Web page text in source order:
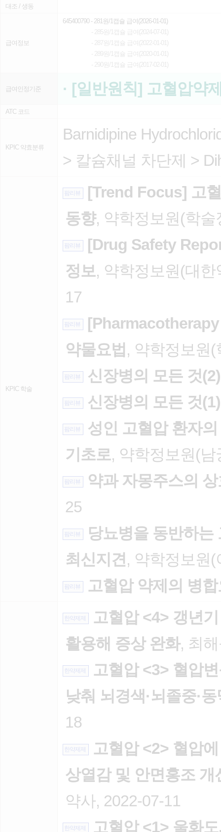
대조 / 생동
급여정보
645400790- 281원/1캡슐 급여(2026-01-01)
- 285원/1캡슐 급여(2024-07-01)
- 287원/1캡슐 급여(2022-01-01)
- 289원/1캡슐 급여(2020-01-01)
- 290원/1캡슐 급여(2017-02-01)
급여인정기준 · [일반원칙] 고혈압약
ATC 코드
KPIC 약효분류
Barnidipine
> 칼슘채널 차단제 >
KPIC 학술
팜리뷰
[Trend Focus] 고
동향, 약학정보원(학
팜리뷰
[Drug Safety
정보, 약학정보원(대
17
팜리뷰
약물요법 , 약학정보원
팜리뷰 신장병의 모든 것(2)
팜리뷰 신장병의 모든 것(1)
팜리뷰
성인 고혈압 환자
기초로, 약학정보원(
팜리뷰
약과 자몽주스의
25
팜리뷰
당뇨병을 동반하는
최신지견, 약학정보원
팜리뷰 고혈압 약제의 병
한약제제
고혈압 <4> 갱년
활용해 증상 완화, 최
한약제제
고혈압 <3> 혈압
낮춰 뇌경색·뇌졸중·
18
한약제제
고혈압 <2> 혈압
상열감 및 안면홍조
약사, 2022-07-11
한약제제
고혈압 <1> 울화